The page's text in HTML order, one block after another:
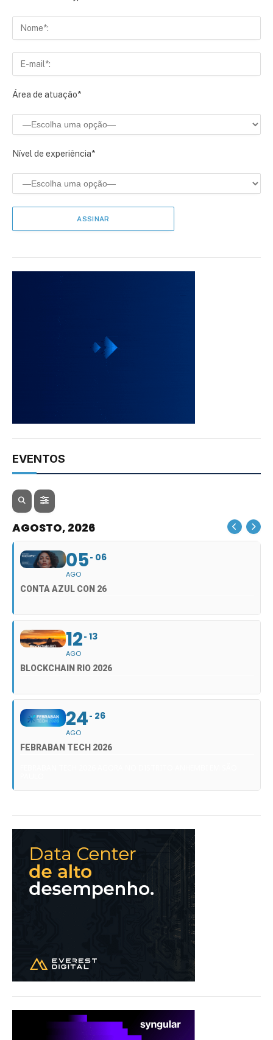
Área de atuação*
Nível de experiência*
EVENTOS
AGOSTO, 2026
05
AGO
06
CONTA AZUL CON 26
12
AGO
13
BLOCKCHAIN RIO 2026
24
AGO
26
FEBRABAN TECH 2026